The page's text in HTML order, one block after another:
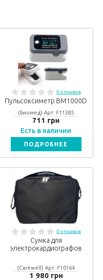
0 отзывов
Пульсоксиметр BM1000D
(Биомед) Арт: F11385
711 грн
Есть в наличии
ПОДРОБНЕЕ
0 отзывов
Сумка для
электрокардиографов
(Carewell) Арт: F10164
1 980 грн